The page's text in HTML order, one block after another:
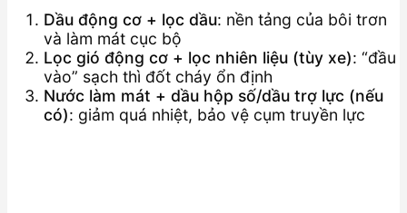
Dầu động cơ + lọc dầu: nền tảng của bôi trơn
và làm mát cục bộ
Lọc gió động cơ + lọc nhiên liệu (tùy xe): “đầu
vào” sạch thì đốt cháy ổn định
Nước làm mát + dầu hộp số/dầu trợ lực (nếu
có): giảm quá nhiệt, bảo vệ cụm truyền lực